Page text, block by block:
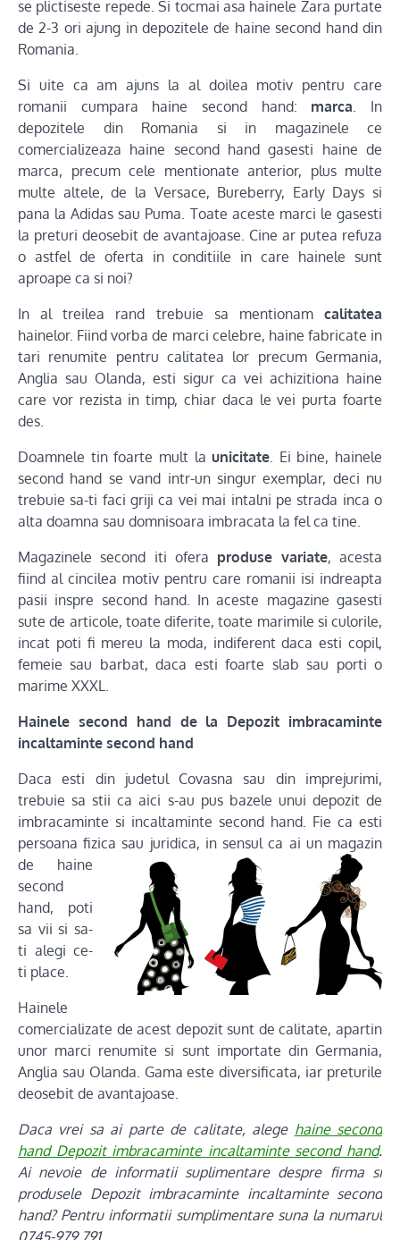
se plictiseste repede. Si tocmai asa hainele Zara purtate
de 2-3 ori ajung in depozitele de haine second hand din
Romania.
Si uite ca am ajuns la al doilea motiv pentru care
romanii cumpara haine second hand: marca. In
depozitele din Romania si in magazinele ce
comercializeaza haine second hand gasesti haine de
marca, precum cele mentionate anterior, plus multe
multe altele, de la Versace, Bureberry, Early Days si
pana la Adidas sau Puma. Toate aceste marci le gasesti
la preturi deosebit de avantajoase. Cine ar putea refuza
o astfel de oferta in conditiile in care hainele sunt
aproape ca si noi?
In al treilea rand trebuie sa mentionam calitatea
hainelor. Fiind vorba de marci celebre, haine fabricate in
tari renumite pentru calitatea lor precum Germania,
Anglia sau Olanda, esti sigur ca vei achizitiona haine
care vor rezista in timp, chiar daca le vei purta foarte
des.
Doamnele tin foarte mult launicitate. Ei bine, hainele
second hand se vand intr-un singur exemplar, deci nu
trebuie sa-ti faci griji ca vei mai intalni pe strada inca o
alta doamna sau domnisoara imbracata la fel ca tine.
Magazinele second iti ofera produse variate, acesta
fiind al cincilea motiv pentru care romanii isi indreapta
pasii inspre second hand. In aceste magazine gasesti
sute de articole, toate diferite, toate marimile si culorile,
incat poti fi mereu la moda, indiferent daca esti copil,
femeie sau barbat, daca esti foarte slab sau porti o
marime XXXL.
Hainele second hand de la Depozit imbracaminte
incaltaminte second hand
Daca esti din judetul Covasna sau din imprejurimi,
trebuie sa stii ca aici s-au pus bazele unui depozit de
imbracaminte si incaltaminte second hand. Fie ca esti
persoana fizica sau juridica, in sensul ca ai un magazin
de haine
second
hand, poti
sa vii si sa-
ti alegi ce-
ti place.
Hainele
comercializate de acest depozit sunt de calitate, apartin
unor marci renumite si sunt importate din Germania,
Anglia sau Olanda. Gama este diversificata, iar preturile
deosebit de avantajoase.
Daca vrei sa ai parte de calitate, alege haine second
hand Depozit imbracaminte incaltaminte second hand.
Ai nevoie de informatii suplimentare despre firma si
produsele Depozit imbracaminte incaltaminte second
hand? Pentru informatii sumplimentare suna la numarul
0745-979.791.